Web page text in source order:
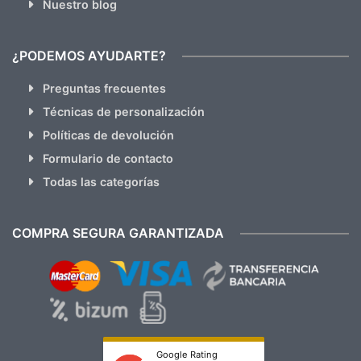
Nuestro blog
¿PODEMOS AYUDARTE?
Preguntas frecuentes
Técnicas de personalización
Políticas de devolución
Formulario de contacto
Todas las categorías
COMPRA SEGURA GARANTIZADA
Google Rating